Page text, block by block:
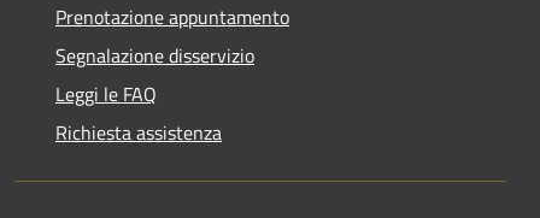
Prenotazione appuntamento
Segnalazione disservizio
Leggi le FAQ
Richiesta assistenza